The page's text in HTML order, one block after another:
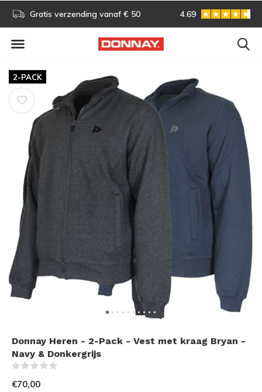
Gratis verzending vanaf € 50 Gratis omruilen
4.69
2-PACK
Donnay Heren - 2-Pack - Vest met kraag Bryan -
Navy & Donkergrijs
€70,00